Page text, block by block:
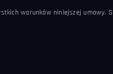
warunków niniejszej umowy.